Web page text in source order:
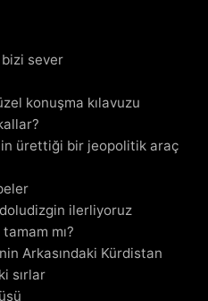
sever
konuşma kılavuzu
ürettiği bir jeopolitik araç
doludizgin ilerliyoruz
mı?
Arkasındaki Kürdistan
sırlar